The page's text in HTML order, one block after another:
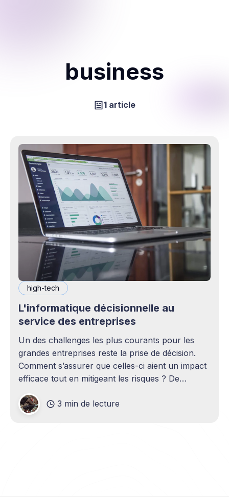
business
1 article
high-tech
L'informatique décisionnelle au
service des entreprises
Un des challenges les plus courants pour les
grandes entreprises reste la prise de décision.
Comment s’assurer que celles-ci aient un impact
efficace tout en mitigeant les risques ? De
décisionnelle ou Business Intelligence permettent
d’analyser et d’avoir une vue d’ensemble des
3 min de lecture